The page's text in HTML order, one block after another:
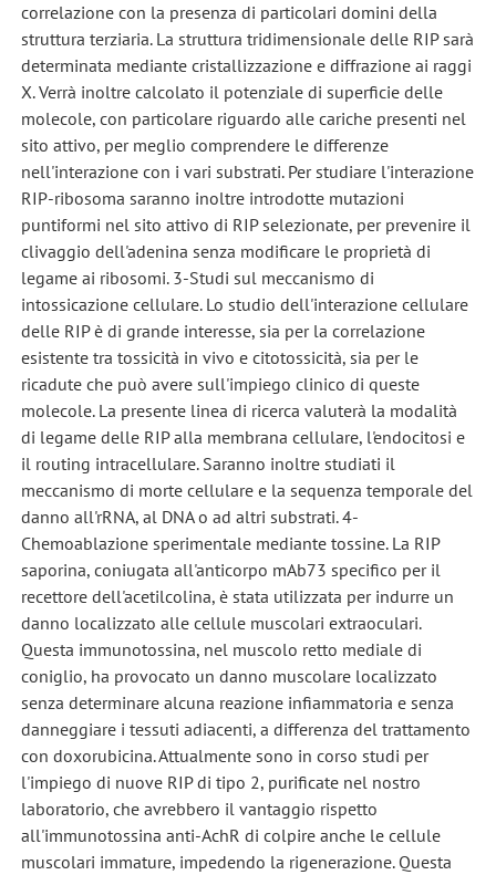
correlazione con la presenza di particolari domini della
struttura terziaria. La struttura tridimensionale delle RIP sarà
determinata mediante cristallizzazione e diffrazione ai raggi
X. Verrà inoltre calcolato il potenziale di superficie delle
molecole, con particolare riguardo alle cariche presenti nel
sito attivo, per meglio comprendere le differenze
nell'interazione con i vari substrati. Per studiare l'interazione
RIP-ribosoma saranno inoltre introdotte mutazioni
puntiformi nel sito attivo di RIP selezionate, per prevenire il
clivaggio dell'adenina senza modificare le proprietà di
legame ai ribosomi. 3-Studi sul meccanismo di
intossicazione cellulare. Lo studio dell'interazione cellulare
delle RIP è di grande interesse, sia per la correlazione
esistente tra tossicità in vivo e citotossicità, sia per le
ricadute che può avere sull'impiego clinico di queste
molecole. La presente linea di ricerca valuterà la modalità
di legame delle RIP alla membrana cellulare, l'endocitosi e
il routing intracellulare. Saranno inoltre studiati il
meccanismo di morte cellulare e la sequenza temporale del
danno all'rRNA, al DNA o ad altri substrati. 4-
Chemoablazione sperimentale mediante tossine. La RIP
saporina, coniugata all'anticorpo mAb73 specifico per il
recettore dell'acetilcolina, è stata utilizzata per indurre un
danno localizzato alle cellule muscolari extraoculari.
Questa immunotossina, nel muscolo retto mediale di
coniglio, ha provocato un danno muscolare localizzato
senza determinare alcuna reazione infiammatoria e senza
danneggiare i tessuti adiacenti, a differenza del trattamento
con doxorubicina. Attualmente sono in corso studi per
l'impiego di nuove RIP di tipo 2, purificate nel nostro
laboratorio, che avrebbero il vantaggio rispetto
all'immunotossina anti-AchR di colpire anche le cellule
muscolari immature, impedendo la rigenerazione. Questa